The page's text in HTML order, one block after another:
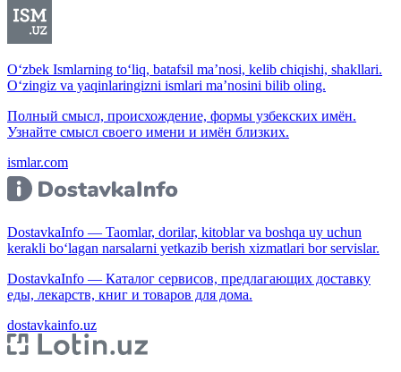
O‘zbek Ismlarning to‘liq, batafsil ma’nosi, kelib chiqishi, shakllari.
O‘zingiz va yaqinlaringizni ismlari ma’nosini bilib oling.
Полный смысл, происхождение, формы узбекских имён.
Узнайте смысл своего имени и имён близких.
ismlar.com
DostavkaInfo — Taomlar, dorilar, kitoblar va boshqa uy uchun
kerakli bo‘lagan narsalarni yetkazib berish xizmatlari bor servislar.
DostavkaInfo — Каталог сервисов, предлагающих доставку
еды, лекарств, книг и товаров для дома.
dostavkainfo.uz